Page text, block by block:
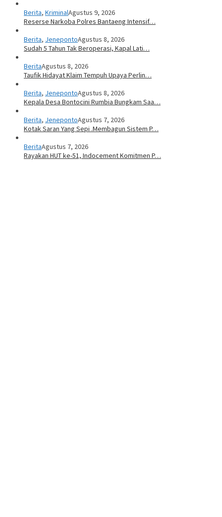
Berita, KriminalAgustus 9, 2026
Reserse Narkoba Polres Bantaeng Intensif…
Berita, JenepontoAgustus 8, 2026
Sudah 5 Tahun Tak Beroperasi, Kapal Lati…
BeritaAgustus 8, 2026
Taufik Hidayat Klaim Tempuh Upaya Perlin…
Berita, JenepontoAgustus 8, 2026
Kepala Desa Bontocini Rumbia Bungkam Saa…
Berita, JenepontoAgustus 7, 2026
Kotak Saran Yang Sepi .Membagun Sistem P…
BeritaAgustus 7, 2026
Rayakan HUT ke-51, Indocement Komitmen P…